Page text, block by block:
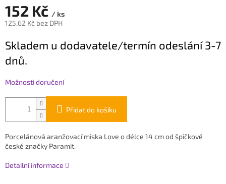
152 Kč / ks
125,62 Kč bez DPH
cena:
Skladem u dodavatele/termín odeslání 3-7
dnů.
Možnosti doručení
Přidat do košíku
Porcelánová aranžovací miska Love o délce 14 cm od špičkové
české značky Paramit.
Detailní informace